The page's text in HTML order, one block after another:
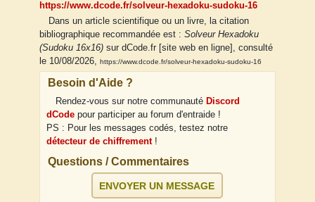
https://www.dcode.fr/solveur-hexadoku-sudoku-16
Dans un article scientifique ou un livre, la citation
bibliographique recommandée est : Solveur Hexadoku
(Sudoku 16x16) sur dCode.fr [site web en ligne], consulté
le 10/08/2026, https://www.dcode.fr/solveur-hexadoku-sudoku-16
Besoin d'Aide ?
Rendez-vous sur notre communauté Discord
dCode pour participer au forum d'entraide !
PS : Pour les messages codés, testez notre
détecteur de chiffrement!
Questions / Commentaires
ENVOYER UN MESSAGE